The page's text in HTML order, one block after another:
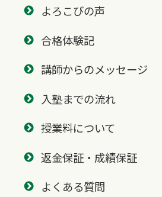
よろこびの声
合格体験記
講師からのメッセージ
入塾までの流れ
授業料について
返金保証・成績保証
よくある質問